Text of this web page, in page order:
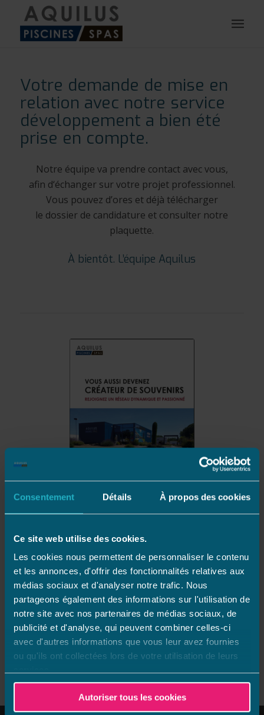
Consentement Détails À propos des cookies
Ce site web utilise des cookies.
Les cookies nous permettent de personnaliser le contenu
et les annonces, d'offrir des fonctionnalités relatives aux
médias sociaux et d'analyser notre trafic. Nous
partageons également des informations sur l'utilisation de
notre site avec nos partenaires de médias sociaux, de
publicité et d'analyse, qui peuvent combiner celles-ci
avec d'autres informations que vous leur avez fournies
ou qu'ils ont collectées lors de votre utilisation de leurs
Autoriser tous les cookies
Votre demande de mise en
relation avec notre service
développement a bien été
prise en compte.
Notre équipe va prendre contact avec vous,
afin d‘échanger sur votre projet professionnel.
Vous pouvez d’ores et déjà télécharger
le dossier de candidature et consulter notre
plaquette.
À bientôt. L’équipe Aquilus
Télécharger le dossier de candidature